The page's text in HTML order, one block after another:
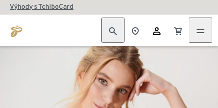
Výhody s TchiboCard